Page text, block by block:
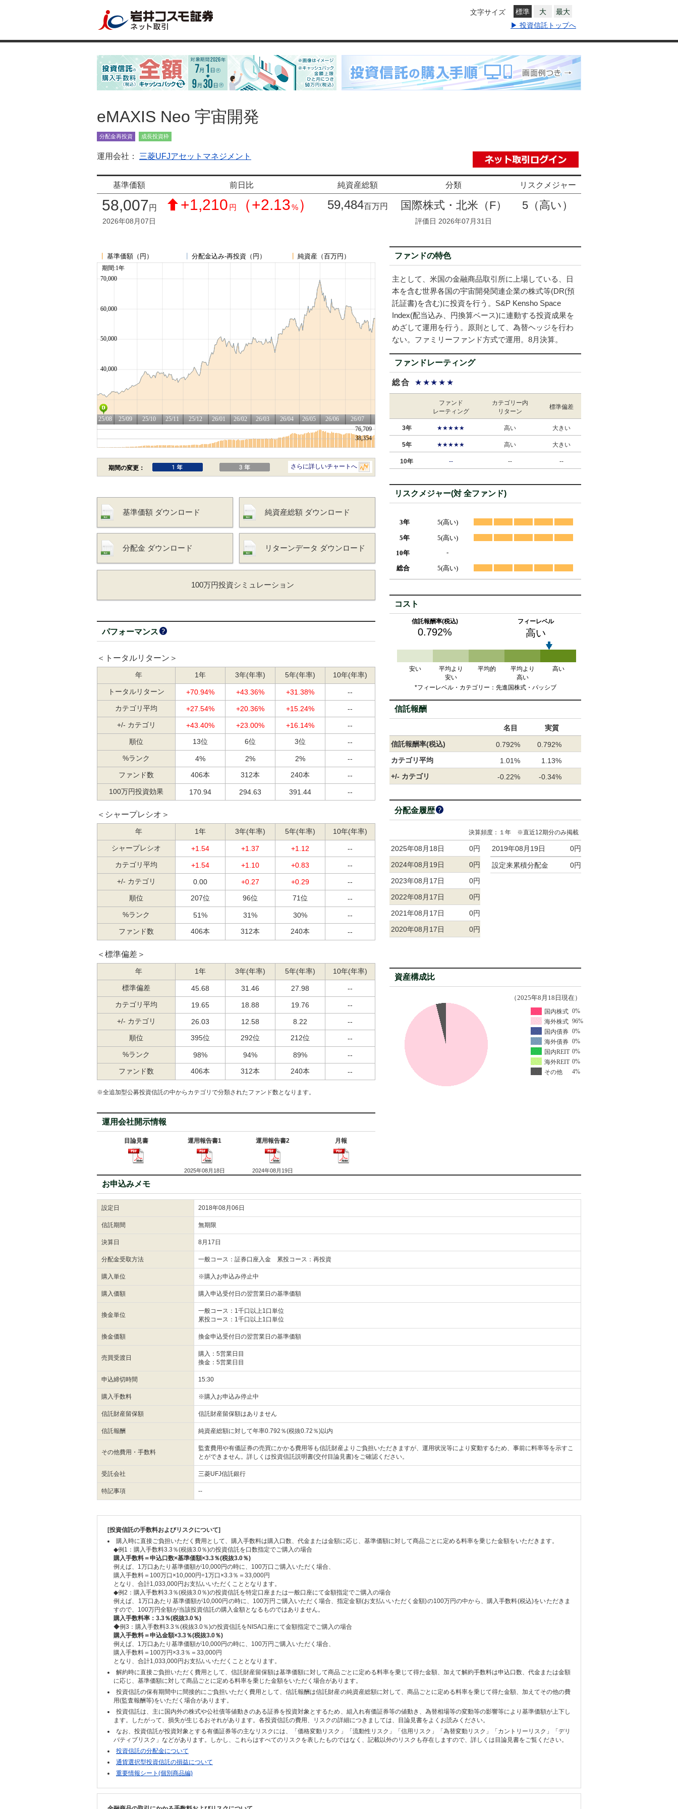
標準 大
最大
▶ 投資信託トップへ
文字サイズ
eMAXIS Neo 宇宙開発
分配金再投資 成長投資枠
運用会社： 三菱UFJアセットマネジメント
基準価額 前日比 純資産総額 分類 リスクメジャー
58,007円 +1,210 円 （+2.13% ） 59,484百万円 国際株式・北米（F） 5 （高い）
2026年08月07日 評価日 2026年07月31日
ファンドの特色
主として、米国の金融商品取引所に上場している、日
本を含む世界各国の宇宙開発関連企業の株式等(DR(預
託証書)を含む)に投資を行う。S&P Kensho Space
Index(配当込み、円換算ベース)に連動する投資成果を
めざして運用を行う。原則として、為替ヘッジを行わ
ない。ファミリーファンド方式で運用。8月決算。
ファンドレーティング
総合 ★★★★★
ファンド
レーティング
カテゴリー内
リターン
標準偏差
3年 ★★★★★ 高い 大きい
5年 ★★★★★ 高い 大きい
10年 -- -- --
リスクメジャー(対 全ファンド)
3年
5年
10年
総合
5(高い)
5(高い)
-
5(高い)
基準価額 ダウンロード 純資産総額 ダウンロード
分配金 ダウンロード リターンデータ ダウンロード
100万円投資シミュレーション
パフォーマンス
＜トータルリターン＞
年 1年 3年(年率) 5年(年率) 10年(年率)
トータルリターン +70.94% +43.36% +31.38%
--
カテゴリ平均
+27.54% +20.36% +15.24%
--
+/- カテゴリ
+43.40% +23.00% +16.14%
--
順位
13位 6位 3位
--
%ランク
4% 2% 2%
--
ファンド数
406本 312本 240本
--
100万円投資効果
170.94 294.63 391.44 --
＜シャープレシオ＞
年 1年 3年(年率) 5年(年率) 10年(年率)
シャープレシオ +1.54 +1.37 +1.12
--
カテゴリ平均
+1.54 +1.10 +0.83
--
+/- カテゴリ
0.00 +0.27 +0.29
--
順位
207位 96位 71位
--
%ランク
51% 31% 30%
--
ファンド数
406本 312本 240本 --
＜標準偏差＞
年 1年 3年(年率) 5年(年率) 10年(年率)
標準偏差 45.68 31.46 27.98
--
カテゴリ平均
19.65 18.88 19.76
--
+/- カテゴリ
26.03 12.58 8.22
--
順位
395位 292位 212位
--
%ランク
98% 94% 89%
--
ファンド数
406本 312本 240本 --
※全追加型公募投資信託の中からカテゴリで分類されたファンド数となります。
運用会社開示情報
目論見書 運用報告書1
2025年08月18日
運用報告書2
2024年08月19日
月報
コスト
信託報酬率(税込) フィーレベル
0.792% 高い
安い
平均より
安い
平均的
平均より
高い
高い
*フィーレベル・カテゴリー：先進国株式・パッシブ
信託報酬
名目
実質
信託報酬率(税込)
0.792%
0.792%
カテゴリ平均
1.01%
1.13%
+/- カテゴリ
-0.22% -0.34%
分配金履歴
決算頻度：１年 ※直近12期分のみ掲載
2025年08月18日
0円
2024年08月19日
0円
2023年08月17日
0円
2022年08月17日
0円
2021年08月17日
0円
2020年08月17日
0円
2019年08月19日 0円
設定来累積分配金 0円
資産構成比
（2025年8月18日現在）
国内株式
海外株式
国内債券
海外債券
国内REIT
海外REIT
その他
0%
96%
0%
0%
0%
0%
4%
お申込みメモ
設定日 2018年08月06日
信託期間 無期限
決算日 8月17日
分配金受取方法 一般コース：証券口座入金 累投コース：再投資
購入単位 ※購入お申込み停止中
購入価額 購入申込受付日の翌営業日の基準価額
換金単位
一般コース：1千口以上1口単位
累投コース：1千口以上1口単位
換金価額 換金申込受付日の翌営業日の基準価額
売買受渡日
購入：5営業日目
換金：5営業日目
申込締切時間 15:30
購入手数料 ※購入お申込み停止中
信託財産留保額 信託財産留保額はありません
信託報酬 純資産総額に対して年率0.792％(税抜0.72％)以内
その他費用・手数料
監査費用や有価証券の売買にかかる費用等も信託財産よりご負担いただきますが、運用状況等により変動するため、事前に料率等を示すこ
とができません。詳しくは投資信託説明書(交付目論見書)をご確認ください。
受託会社 三菱UFJ信託銀行
特記事項 --
[投資信託の手数料およびリスクについて]
購入時に直接ご負担いただく費用として、購入手数料は購入口数、代金または金額に応じ、基準価額に対して商品ごとに定める料率を乗じた金額をいただきます。
◆例1：購入手数料3.3％(税抜3.0％)の投資信託を口数指定でご購入の場合
購入手数料＝申込口数×基準価額×3.3％(税抜3.0％)
例えば、1万口あたり基準価額が10,000円の時に、100万口ご購入いただく場合、
購入手数料＝100万口×10,000円÷1万口×3.3％＝33,000円
となり、合計1,033,000円お支払いいただくこととなります。
◆例2：購入手数料3.3％(税抜3.0％)の投資信託を特定口座または一般口座にて金額指定でご購入の場合
例えば、1万口あたり基準価額が10,000円の時に、100万円ご購入いただく場合、指定金額(お支払いいただく金額)の100万円の中から、購入手数料(税込)をいただきま
すので、100万円全額が当該投資信託の購入金額となるものではありません。
購入手数料率：3.3％(税抜3.0％)
◆例3：購入手数料3.3％(税抜3.0％)の投資信託をNISA口座にて金額指定でご購入の場合
購入手数料＝申込金額×3.3％(税抜3.0％)
例えば、1万口あたり基準価額が10,000円の時に、100万円ご購入いただく場合、
購入手数料＝100万円×3.3％＝33,000円
となり、合計1,033,000円お支払いいただくこととなります。
解約時に直接ご負担いただく費用として、信託財産留保額は基準価額に対して商品ごとに定める料率を乗じて得た金額、加えて解約手数料は申込口数、代金または金額
に応じ、基準価額に対して商品ごとに定める料率を乗じた金額をいただく場合があります。
投資信託の保有期間中に間接的にご負担いただく費用として、信託報酬は信託財産の純資産総額に対して、商品ごとに定める料率を乗じて得た金額、加えてその他の費
用(監査報酬等)をいただく場合があります。
投資信託は、主に国内外の株式や公社債等値動きのある証券を投資対象とするため、組入れ有価証券等の値動き、為替相場等の変動等の影響等により基準価額が上下し
ます。したがって、損失が生じるおそれがあります。各投資信託の費用、リスクの詳細につきましては、目論見書をよくお読みください。
なお、投資信託が投資対象とする有価証券等の主なリスクには、「価格変動リスク」「流動性リスク」「信用リスク」「為替変動リスク」「カントリーリスク」「デリ
バティブリスク」などがあります。しかし、これらはすべてのリスクを表したものではなく、記載以外のリスクも存在しますので、詳しくは目論見書をご覧ください。
投資信託の分配金について
通貨選択型投資信託の損益について
重要情報シート(個別商品編)